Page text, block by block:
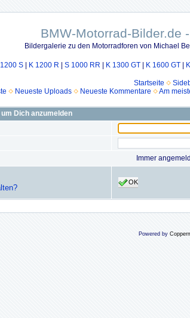
BMW-Motorrad-Bilder.de
Bildergalerie zu den Motorradforen von Michael
S K 1200 R S 1000 RR K 1300 GT K 1600 GT
Startseite
Neueste Uploads Neueste Kommentare Am
Dich anzumelden
Immer
OK
Powered by